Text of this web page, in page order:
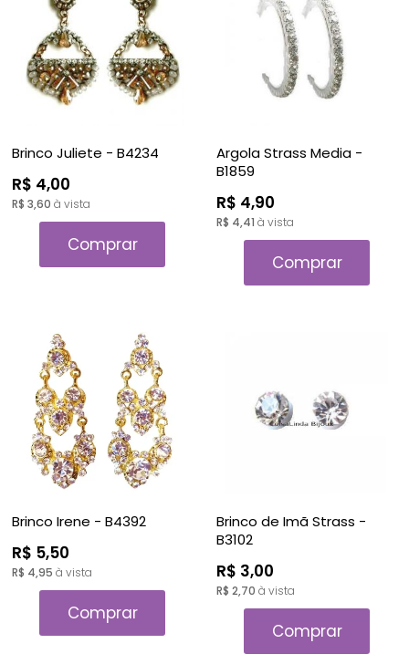
Brinco Juliete - B4234
R$ 4,00
R$ 3,60 à vista
Comprar
Argola Strass Media -
B1859
R$ 4,90
R$ 4,41 à vista
Comprar
Brinco Irene - B4392
R$ 5,50
R$ 4,95 à vista
Comprar
Brinco de Imã Strass -
B3102
R$ 3,00
R$ 2,70 à vista
Comprar